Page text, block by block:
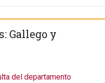
Gallego y
del departamento